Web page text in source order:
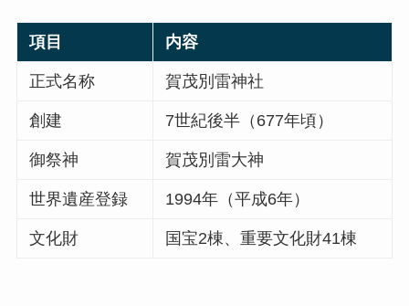
項目 内容
正式名称 賀茂別雷神社
創建 7世紀後半（677年頃）
御祭神 賀茂別雷大神
世界遺産登録 1994年（平成6年）
文化財 国宝2棟、重要文化財41棟